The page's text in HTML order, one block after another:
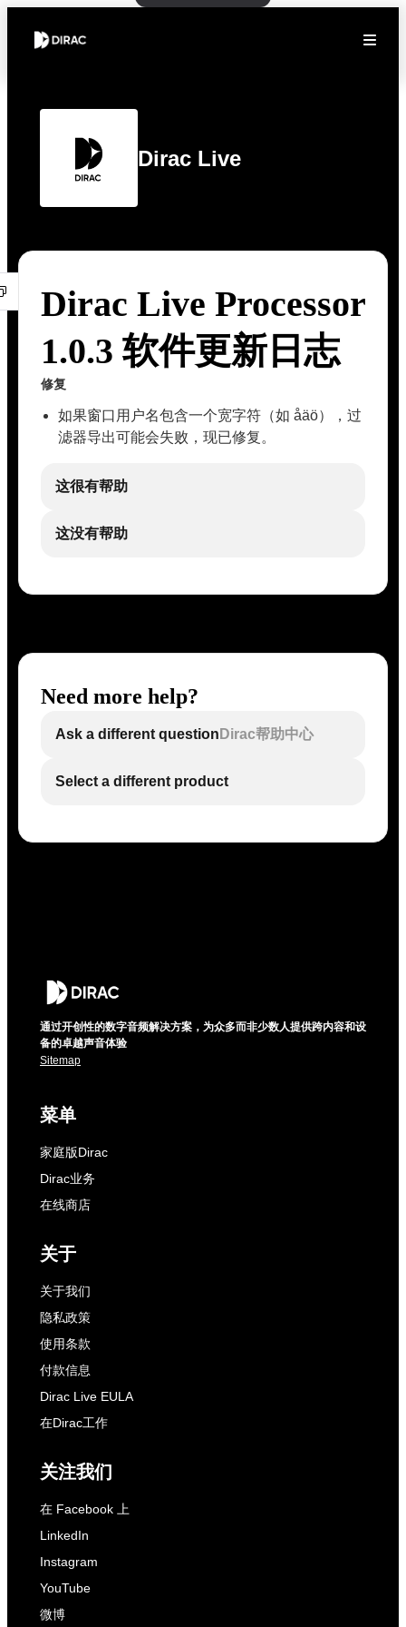
Dirac Live
Dirac Live Processor
1.0.3 软件更新日志
修复
如果窗口用户名包含一个宽字符（如 åäö），过
滤器导出可能会失败，现已修复。
这很有帮助
这没有帮助
Need more help?
Ask a different question Dirac帮助中心
Select a different product
通过开创性的数字音频解决方案，为众多而非少数人提供跨内容和设
备的卓越声音体验
Sitemap
菜单
家庭版Dirac
Dirac业务
在线商店
关于
关于我们
隐私政策
使用条款
付款信息
Dirac Live EULA
在Dirac工作
关注我们
在 Facebook 上
LinkedIn
Instagram
YouTube
微博